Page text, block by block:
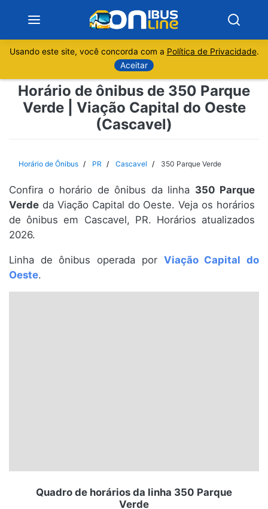
Sobre
Minas Gerais
Rio de Janeiro
Espírito Santo
Santa Catarina
Usando este site, você concorda com a Política de Privacidade.
Aceitar
Horário de ônibus de 350 Parque
Verde | Viação Capital do Oeste
(Cascavel)
Horário de Ônibus PR Cascavel 350 Parque Verde
Confira o horário de ônibus da linha 350 Parque
Verde da Viação Capital do Oeste. Veja os horários
de ônibus em Cascavel, PR. Horários atualizados
2026.
Linha de ônibus operada por Viação Capital do
Oeste.
Quadro de horários da linha 350 Parque
Verde